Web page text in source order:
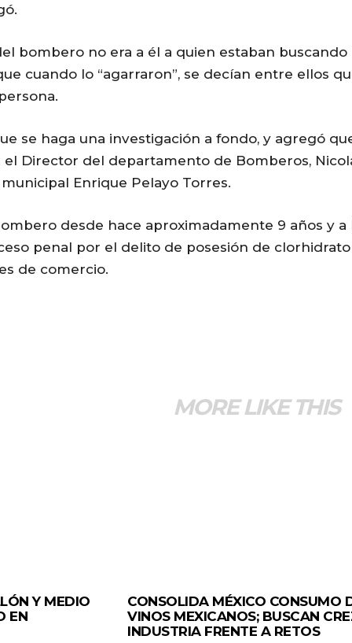
bombero no era a él a quien estaban buscando
cuando lo “agarraron”, se decían entre ellos
se haga una investigación a fondo, y agregó
Director del departamento de Bomberos,
Enrique Pelayo Torres.
desde hace aproximadamente 9 años y a
penal por el delito de posesión de
de comercio.
MORE LIKE THIS
Y MEDIO
EN
CONSOLIDA MÉXICO CONSUMO
VINOS MEXICANOS; BUSCAN
INDUSTRIA FRENTE A RETOS